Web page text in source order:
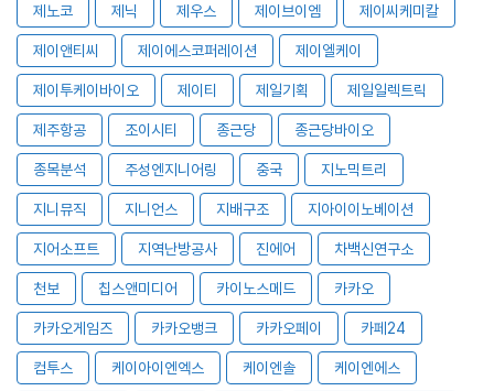
제노코 제닉 제우스 제이브이엠 제이씨케미칼
제이앤티씨 제이에스코퍼레이션 제이엘케이
제이투케이바이오 제이티 제일기획 제일일렉트릭
제주항공 조이시티 종근당 종근당바이오
종목분석 주성엔지니어링 중국 지노믹트리
지니뮤직 지니언스 지배구조 지아이이노베이션
지어소프트 지역난방공사 진에어 차백신연구소
천보 칩스앤미디어 카이노스메드 카카오
카카오게임즈 카카오뱅크 카카오페이 카페24
컴투스 케이아이엔엑스 케이엔솔 케이엔에스